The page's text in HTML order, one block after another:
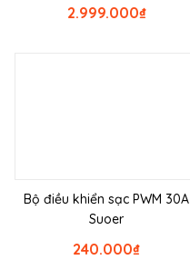
₫
2.999.000
Bộ điều khiển sạc PWM 30A
Suoer
₫
240.000